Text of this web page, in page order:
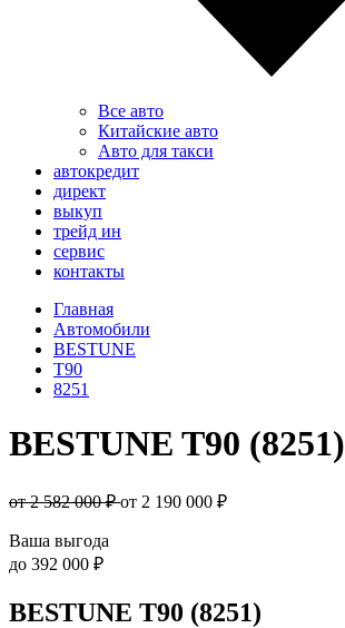
Все авто
Китайские авто
Авто для такси
автокредит
директ
выкуп
трейд ин
сервис
контакты
Главная
Автомобили
BESTUNE
T90
8251
BESTUNE T90 (8251)
от 2 582 000 ₽от 2 190 000 ₽
Ваша выгода
до 392 000 ₽
BESTUNE T90 (8251)